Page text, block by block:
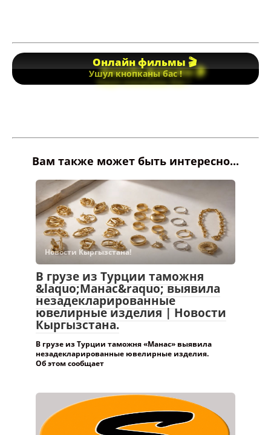
Онлайн фильмы 🎬
Ушул кнопканы бас !
Вам также может быть интересно...
Новости Кыргызстана!
В грузе из Турции таможня
&laquo;Манас&raquo; выявила
незадекларированные
ювелирные изделия | Новости
Кыргызстана.
В грузе из Турции таможня «Манас» выявила
незадекларированные ювелирные изделия.
Об этом сообщает